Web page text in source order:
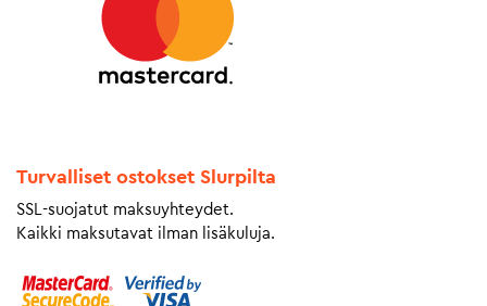
Turvalliset ostokset Slurpilta
SSL-suojatut maksuyhteydet.
Kaikki maksutavat ilman lisäkuluja.